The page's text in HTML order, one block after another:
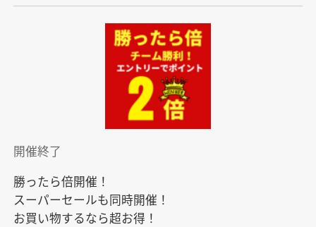
開催終了
勝ったら倍開催！
スーパーセールも同時開催！
お買い物するなら超お得！